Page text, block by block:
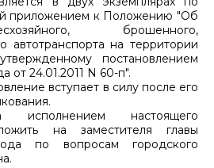
приложением к Положению "Об
брошенного,
автотранспорта на территории
постановлением
от 24.01.2011 N 60-п".
вступает в силу после его
настоящего
на заместителя главы
по вопросам городского